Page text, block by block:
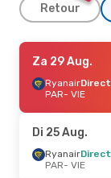
Retour
Vr 11 Sep.- Zo
RyanairDirect
PAR- VIE
VIE- PAR
Za 5 Sep.- Ma
Za 29 Aug.
RyanairDirect
PAR- VIE
Di 25 Aug.
RyanairDirect
PAR- VIE